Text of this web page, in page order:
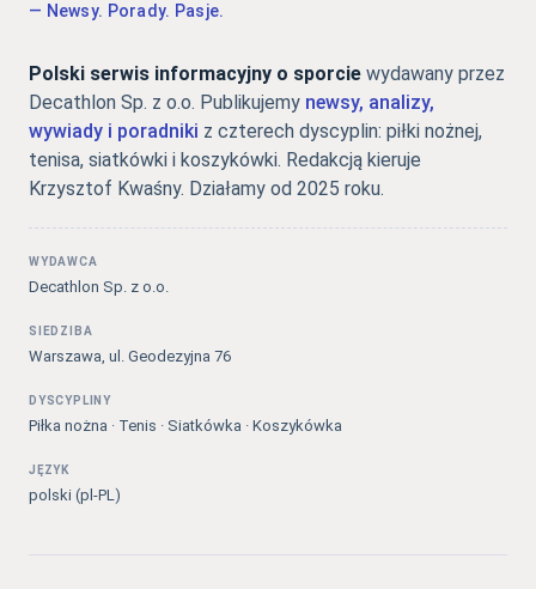
— Newsy. Porady. Pasje.
Polski serwis informacyjny o sporcie wydawany przez
Decathlon Sp. z o.o. Publikujemy newsy, analizy,
wywiady i poradniki z czterech dyscyplin: piłki nożnej,
tenisa, siatkówki i koszykówki. Redakcją kieruje
Krzysztof Kwaśny. Działamy od 2025 roku.
WYDAWCA
Decathlon Sp. z o.o.
SIEDZIBA
Warszawa, ul. Geodezyjna 76
DYSCYPLINY
Piłka nożna · Tenis · Siatkówka · Koszykówka
JĘZYK
polski (pl-PL)